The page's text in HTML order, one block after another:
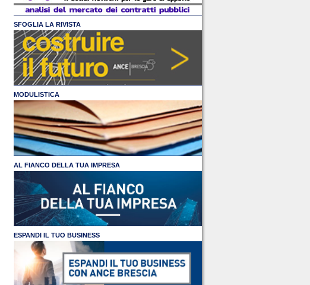
SFOGLIA LA RIVISTA
MODULISTICA
AL FIANCO DELLA TUA IMPRESA
ESPANDI IL TUO BUSINESS